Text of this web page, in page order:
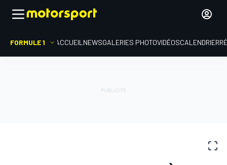
FORMULE 1 ACCUEIL NEWSGALERIES PHOTOVIDÉOSCALENDRIER